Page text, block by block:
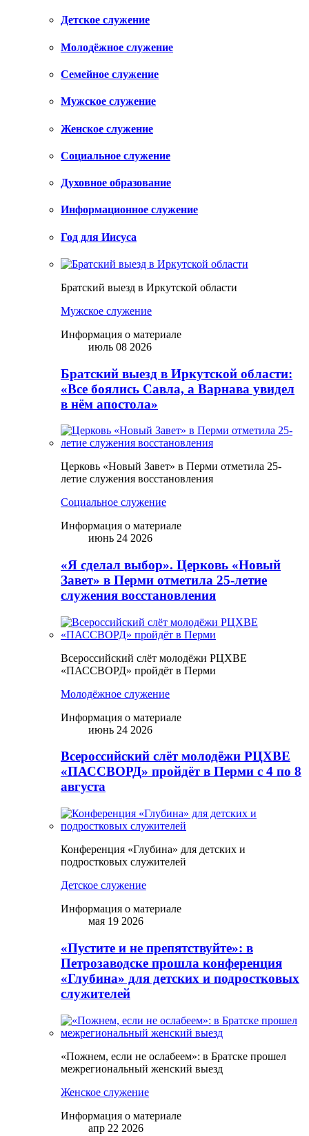
Детское служение
Молодёжное служение
Семейное служение
Мужское служение
Женское служение
Социальное служение
Духовное образование
Информационное служение
Год для Иисуса
Братский выезд в Иркутской области
Мужское служение
Информация о материале
июль 08 2026
Братский выезд в Иркутской области:
«Все боялись Савла, а Варнава увидел
в нём апостола»
Церковь «Новый Завет» в Перми отметила 25-
летие служения восстановления
Социальное служение
Информация о материале
июнь 24 2026
«Я сделал выбор». Церковь «Новый
Завет» в Перми отметила 25-летие
служения восстановления
Всероссийский слёт молодёжи РЦХВЕ
«ПАССВОРД» пройдёт в Перми
Молодёжное служение
Информация о материале
июнь 24 2026
Всероссийский слёт молодёжи РЦХВЕ
«ПАССВОРД» пройдёт в Перми с 4 по 8
августа
Конференция «Глубина» для детских и
подростковых служителей
Детское служение
Информация о материале
мая 19 2026
«Пустите и не препятствуйте»: в
Петрозаводске прошла конференция
«Глубина» для детских и подростковых
служителей
«Пожнем, если не ослабеем»: в Братске прошел
межрегиональный женский выезд
Женское служение
Информация о материале
апр 22 2026